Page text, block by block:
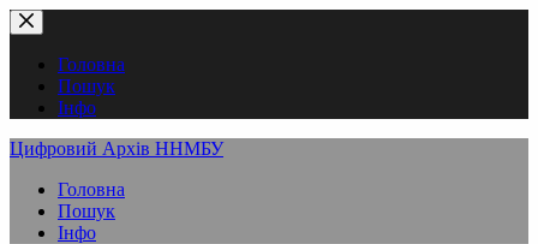
Перейти
до
вмістуГоловна
Пошук
Інфо
Цифровий Архів ННМБУ
Головна
Пошук
Інфо